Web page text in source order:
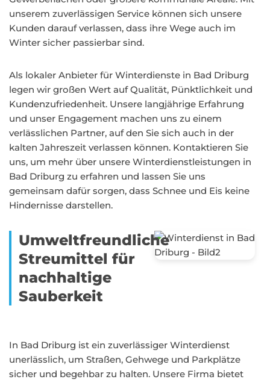
unserem zuverlässigen Service können sich unsere
Kunden darauf verlassen, dass ihre Wege auch im
Winter sicher passierbar sind.
Als lokaler Anbieter für Winterdienste in Bad Driburg
legen wir großen Wert auf Qualität, Pünktlichkeit und
Kundenzufriedenheit. Unsere langjährige Erfahrung
und unser Engagement machen uns zu einem
verlässlichen Partner, auf den Sie sich auch in der
kalten Jahreszeit verlassen können. Kontaktieren Sie
uns, um mehr über unsere Winterdienstleistungen in
Bad Driburg zu erfahren und lassen Sie uns
gemeinsam dafür sorgen, dass Schnee und Eis keine
Hindernisse darstellen.
Umweltfreundliche
Streumittel für
nachhaltige
Sauberkeit
In Bad Driburg ist ein zuverlässiger Winterdienst
unerlässlich, um Straßen, Gehwege und Parkplätze
sicher und begehbar zu halten. Unsere Firma bietet